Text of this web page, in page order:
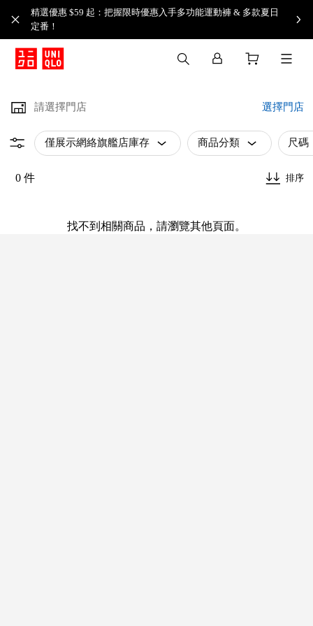
精選優惠 $59 起：把握限時優惠入手多功能運動褲 & 多款夏日
定番！​
請選擇門店 選擇門店
僅展示網絡旗艦店庫存 商品分類 尺碼
0 件 排序
找不到相關商品，請瀏覽其他頁面。